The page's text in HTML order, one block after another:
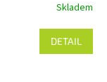
Skladem
DETAIL